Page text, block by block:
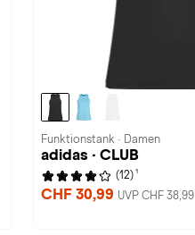
Funktionstank · Damen
adidas · CLUB
(12) 1
CHF 30,99 UVP CHF 38,99